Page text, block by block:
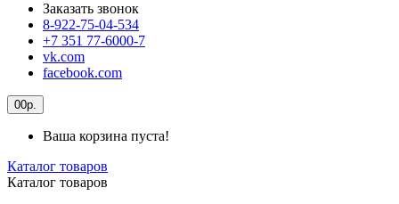
Заказать звонок
8-922-75-04-534
+7 351 77-6000-7
vk.com
facebook.com
00р.
Ваша корзина пуста!
Каталог товаров
Каталог товаров